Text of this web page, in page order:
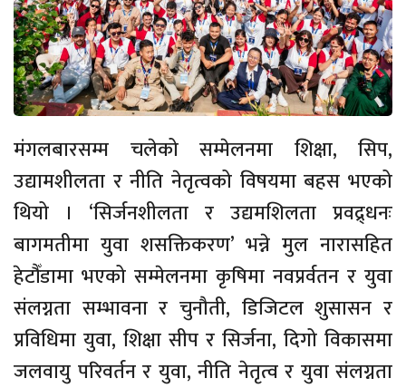
मंगलबारसम्म चलेको सम्मेलनमा शिक्षा, सिप,
उद्यामशीलता र नीति नेतृत्वको विषयमा बहस भएको
थियो । ‘सिर्जनशीलता र उद्यमशिलता प्रवद्र्धनः
बागमतीमा युवा शसक्तिकरण’ भन्ने मुल नारासहित
हेटौँडामा भएको सम्मेलनमा कृषिमा नवप्रर्वतन र युवा
संलग्नता सम्भावना र चुनौती, डिजिटल शुसासन र
प्रविधिमा युवा, शिक्षा सीप र सिर्जना, दिगो विकासमा
जलवायु परिवर्तन र युवा, नीति नेतृत्व र युवा संलग्नता